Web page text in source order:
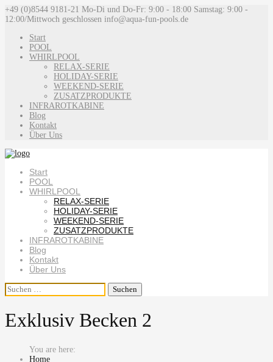
+49 (0)8544 9181-21 Mo-Di und Do-Fr: 9:00 - 18:00 Samstag: 9:00 -
12:00/Mittwoch geschlossen info@aqua-fun-pools.de
Start
POOL
WHIRLPOOL
RELAX-SERIE
HOLIDAY-SERIE
WEEKEND-SERIE
ZUSATZPRODUKTE
INFRAROTKABINE
Blog
Kontakt
Über Uns
Start
POOL
WHIRLPOOL
RELAX-SERIE
HOLIDAY-SERIE
WEEKEND-SERIE
ZUSATZPRODUKTE
INFRAROTKABINE
Blog
Kontakt
Über Uns
Suchen
nach:
Exklusiv Becken 2
Home